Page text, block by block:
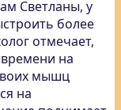
Светланы, у
более
отмечает,
на
мышц
на